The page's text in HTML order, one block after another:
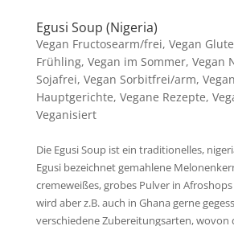
Egusi Soup (Nigeria)
Vegan Fructosearm/frei, Vegan
Frühling, Vegan im Sommer, Vegan
Sojafrei, Vegan Sorbitfrei/arm,
Hauptgerichte, Vegane Rezepte,
Veganisiert
Die Egusi Soup ist ein traditionelles,
Egusi bezeichnet gemahlene
cremeweißes, grobes Pulver in
wird aber z.B. auch in Ghana gerne
verschiedene Zubereitungsarten, wovon